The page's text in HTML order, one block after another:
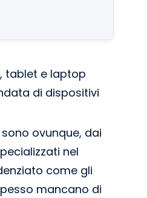
tablet e laptop
di dispositivi
ovunque, dai
nel
come gli
mancano di